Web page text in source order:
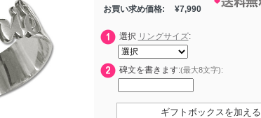
お買い求め価格:
¥7,990
選択 リングサイズ:
碑文を書きます:(最大8文字):
ギフトボックスを加える